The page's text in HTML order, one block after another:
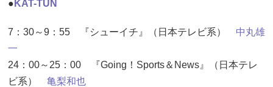
● KAT-TUN
7：30～9：55 『シューイチ』（日本テレビ系） 中丸雄
一
24：00～25：00 『Going！Sports＆News』（日本テレ
ビ系） 亀梨和也